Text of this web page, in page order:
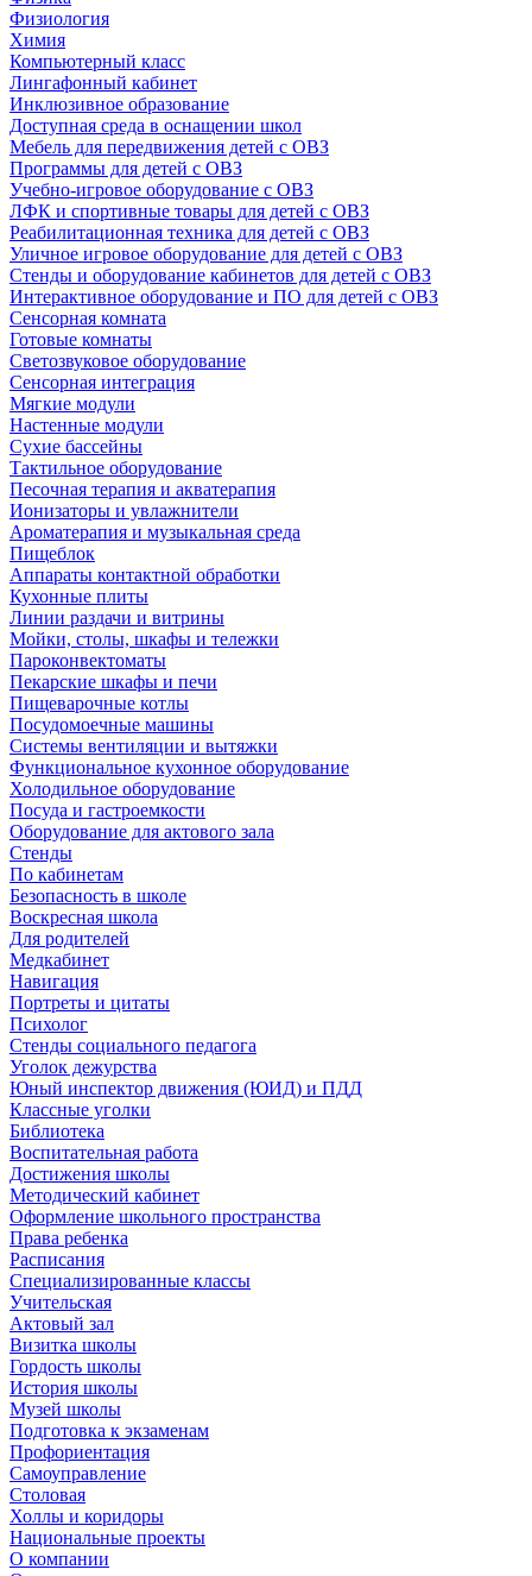
Физиология
Химия
Компьютерный класс
Лингафонный кабинет
Инклюзивное образование
Доступная среда в оснащении школ
Мебель для передвижения детей с ОВЗ
Программы для детей с ОВЗ
Учебно-игровое оборудование с ОВЗ
ЛФК и спортивные товары для детей с ОВЗ
Реабилитационная техника для детей с ОВЗ
Уличное игровое оборудование для детей с ОВЗ
Стенды и оборудование кабинетов для детей с ОВЗ
Интерактивное оборудование и ПО для детей с ОВЗ
Сенсорная комната
Готовые комнаты
Светозвуковое оборудование
Сенсорная интеграция
Мягкие модули
Настенные модули
Сухие бассейны
Тактильное оборудование
Песочная терапия и акватерапия
Ионизаторы и увлажнители
Ароматерапия и музыкальная среда
Пищеблок
Аппараты контактной обработки
Кухонные плиты
Линии раздачи и витрины
Мойки, столы, шкафы и тележки
Пароконвектоматы
Пекарские шкафы и печи
Пищеварочные котлы
Посудомоечные машины
Системы вентиляции и вытяжки
Функциональное кухонное оборудование
Холодильное оборудование
Посуда и гастроемкости
Оборудование для актового зала
Стенды
По кабинетам
Безопасность в школе
Воскресная школа
Для родителей
Медкабинет
Навигация
Портреты и цитаты
Психолог
Стенды социального педагога
Уголок дежурства
Юный инспектор движения (ЮИД) и ПДД
Классные уголки
Библиотека
Воспитательная работа
Достижения школы
Методический кабинет
Оформление школьного пространства
Права ребенка
Расписания
Специализированные классы
Учительская
Актовый зал
Визитка школы
Гордость школы
История школы
Музей школы
Подготовка к экзаменам
Профориентация
Самоуправление
Столовая
Холлы и коридоры
Национальные проекты
О компании